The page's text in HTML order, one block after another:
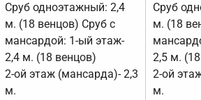
Сруб одноэтажный: 2,4
м. (18 венцов) Сруб с
мансардой: 1-ый этаж-
2,4 м. (18 венцов)
2-ой этаж (мансарда)- 2,3
м.
Сруб
м. (18
2,5 м.
2-ой
м.